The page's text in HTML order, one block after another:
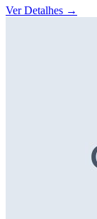
Ver Detalhes →